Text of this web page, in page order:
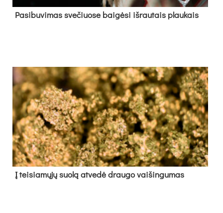
Pa­si­bu­vi­mas sve­čiuo­se bai­gė­si iš­rau­tais plau­kais
Į tei­sia­mų­jų suo­lą at­ve­dė drau­go vai­šin­gu­mas